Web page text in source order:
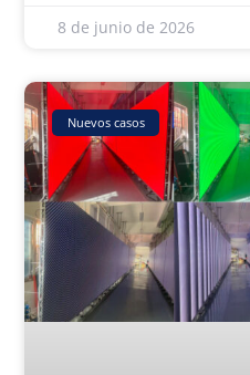
8 de junio de 2026
Nuevos casos